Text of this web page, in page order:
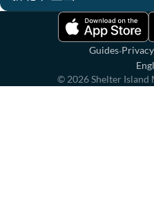
Guides·Privacy
© 2026Shelter Island